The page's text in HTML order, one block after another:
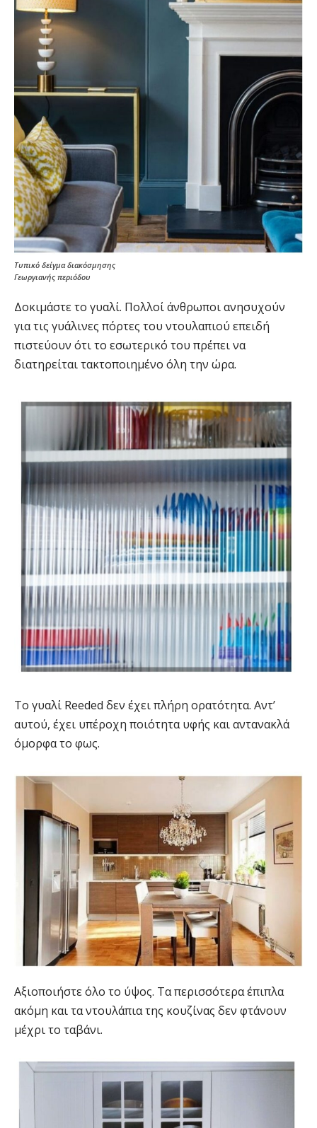
Τυπικό δείγμα διακόσμησης
Γεωργιανής περιόδου
Δοκιμάστε το γυαλί. Πολλοί άνθρωποι ανησυχούν
για τις γυάλινες πόρτες του ντουλαπιού επειδή
πιστεύουν ότι το εσωτερικό του πρέπει να
διατηρείται τακτοποιημένο όλη την ώρα.
Το γυαλί Reeded δεν έχει πλήρη ορατότητα. Αντ’
αυτού, έχει υπέροχη ποιότητα υφής και αντανακλά
όμορφα το φως.
Αξιοποιήστε όλο το ύψος. Τα περισσότερα έπιπλα
ακόμη και τα ντουλάπια της κουζίνας δεν φτάνουν
μέχρι το ταβάνι.